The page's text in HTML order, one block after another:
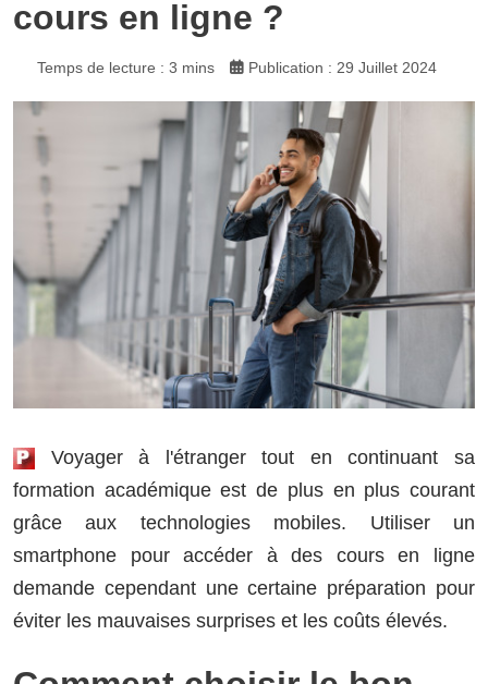
cours en ligne ?
Temps de lecture : 3 mins Publication : 29 Juillet 2024
Voyager à l'étranger tout en continuant sa
formation académique est de plus en plus courant
grâce aux technologies mobiles. Utiliser un
smartphone pour accéder à des cours en ligne
demande cependant une certaine préparation pour
éviter les mauvaises surprises et les coûts élevés.